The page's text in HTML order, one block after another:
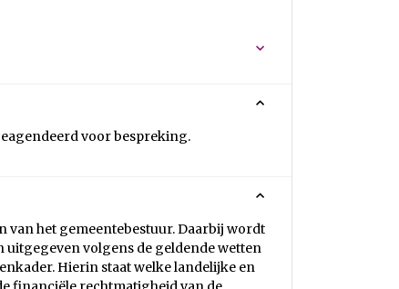
voor bespreking.
van het gemeentebestuur. Daarbij wordt
volgens de geldende wetten
Hierin staat welke landelijke en